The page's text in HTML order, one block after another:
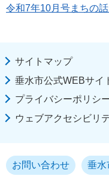
令和7年10月号まちの話
サイトマップ
垂水市公式WEBサイ
プライバシーポリシ
ウェブアクセシビリ
お問い合わせ 垂水